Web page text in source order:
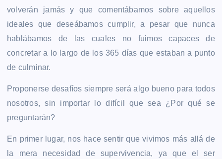
volverán jamás y que comentábamos sobre aquellos
ideales que deseábamos cumplir, a pesar que nunca
hablábamos de las cuales no fuimos capaces de
concretar a lo largo de los 365 días que estaban a punto
de culminar.
Proponerse desafíos siempre será algo bueno para todos
nosotros, sin importar lo difícil que sea ¿Por qué se
preguntarán?
En primer lugar, nos hace sentir que vivimos más allá de
la mera necesidad de supervivencia, ya que el ser